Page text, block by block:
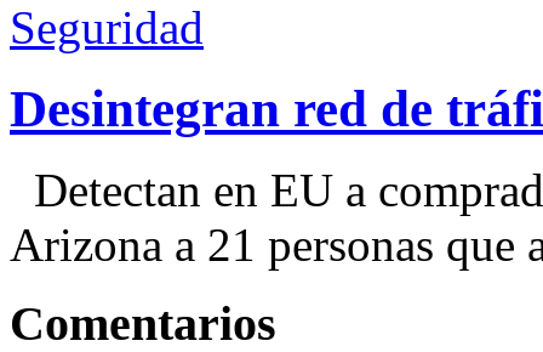
Seguridad
Desintegran red de
Detectan en EU a
Arizona a 21 personas que
Comentarios